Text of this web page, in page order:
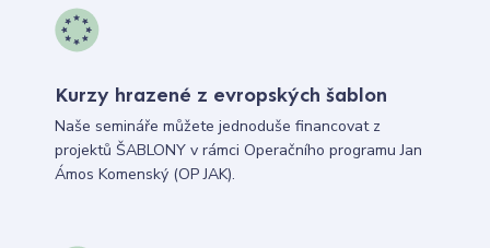
Kurzy hrazené z evropských šablon
Naše semináře můžete jednoduše financovat z
projektů ŠABLONY v rámci Operačního programu Jan
Ámos Komenský (OP JAK).